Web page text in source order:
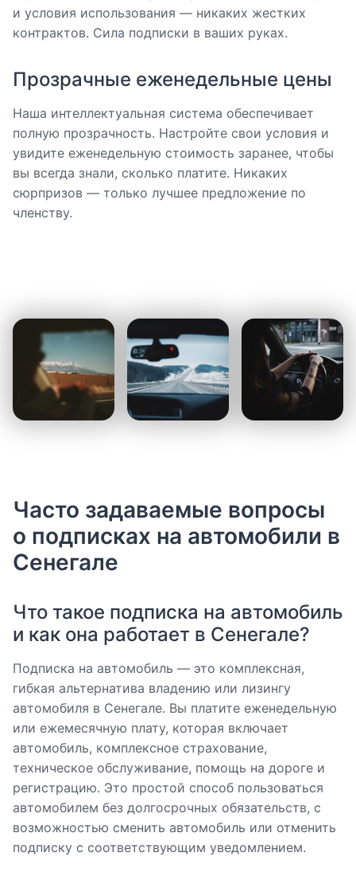
и условия использования — никаких жестких
контрактов. Сила подписки в ваших руках.
Прозрачные еженедельные цены
Наша интеллектуальная система обеспечивает
полную прозрачность. Настройте свои условия и
увидите еженедельную стоимость заранее, чтобы
вы всегда знали, сколько платите. Никаких
сюрпризов — только лучшее предложение по
членству.
Часто задаваемые вопросы
о подписках на автомобили в
Сенегале
Что такое подписка на автомобиль
и как она работает в Сенегале?
Подписка на автомобиль — это комплексная,
гибкая альтернатива владению или лизингу
автомобиля в Сенегале. Вы платите еженедельную
или ежемесячную плату, которая включает
автомобиль, комплексное страхование,
техническое обслуживание, помощь на дороге и
регистрацию. Это простой способ пользоваться
автомобилем без долгосрочных обязательств, с
возможностью сменить автомобиль или отменить
подписку с соответствующим уведомлением.